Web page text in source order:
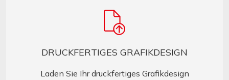
DRUCKFERTIGES GRAFIKDESIGN
Laden Sie Ihr druckfertiges Grafikdesign